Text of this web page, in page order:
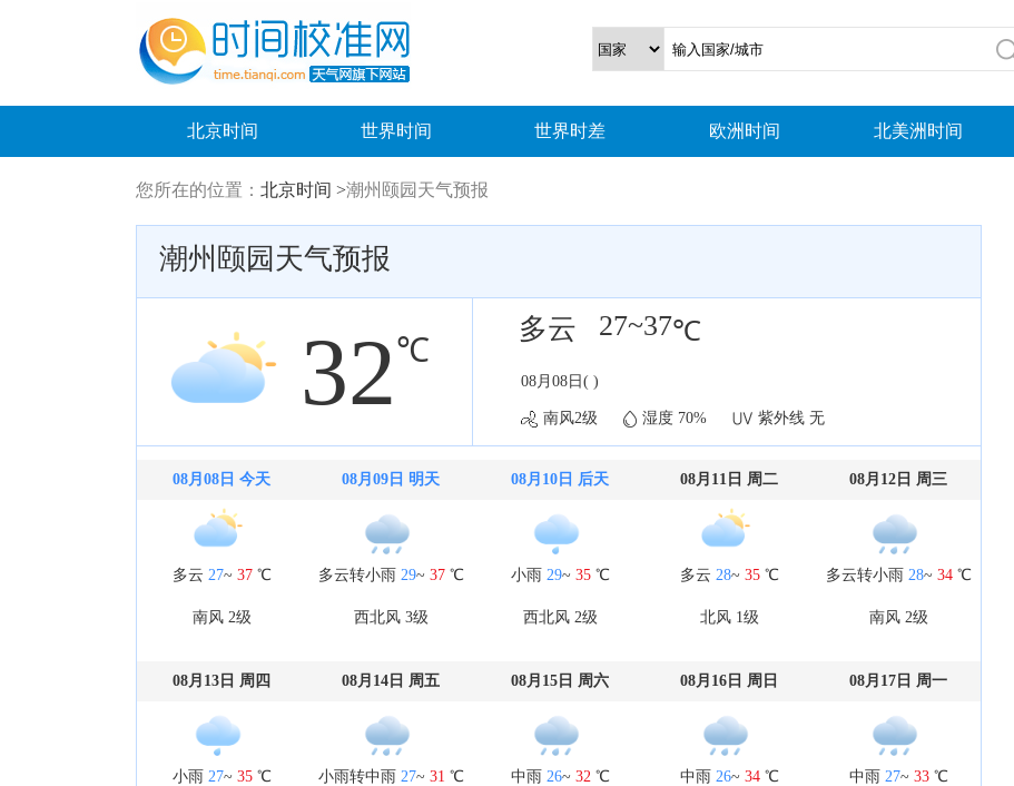
北京时间 世界时间 世界时差 欧洲时间 北美洲时间
您所在的位置： 北京时间 >潮州颐园天气预报
潮州颐园天气预报
32℃
多云 27~37℃
08月08日( )
南风2级 湿度 70% 紫外线 无
08月08日 今天
多云 27~ 37℃
南风 2级
08月09日 明天
多云转小雨 29~ 37℃
西北风 3级
08月10日 后天
小雨 29~ 35℃
西北风 2级
08月11日 周二
多云 28~ 35℃
北风 1级
08月12日 周三
多云转小雨 28~ 34℃
南风 2级
08月13日 周四
小雨 27~ 35℃
08月14日 周五
小雨转中雨 27~ 31 ℃
08月15日 周六
中雨 26~ 32℃
08月16日 周日
中雨 26~ 34℃
08月17日 周一
中雨 27~ 33℃